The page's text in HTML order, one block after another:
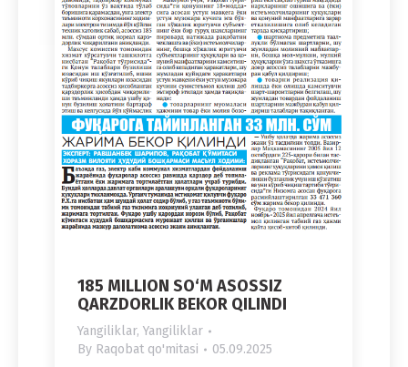
185 MILLION SO‘M ASOSSIZ
QARZDORLIK BEKOR QILINDI
Yangiliklar, Yangiliklar
By Raqobat qo'mitasi 05.09.2025